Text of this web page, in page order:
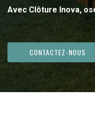
Avec Clôture Inova,
CONTACTEZ-NOUS